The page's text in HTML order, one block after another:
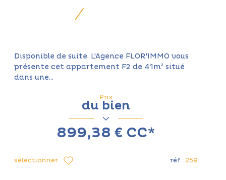
Disponible de suite. L'Agence FLOR'IMMO vous
présente cet appartement F2 de 41m² situé
dans une...
Prix
du bien
899,38 € CC*
sélectionner réf : 259